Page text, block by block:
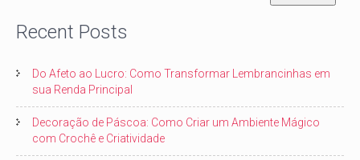
Recent Posts
Do Afeto ao Lucro: Como Transformar Lembrancinhas em
sua Renda Principal
Decoração de Páscoa: Como Criar um Ambiente Mágico
com Crochê e Criatividade